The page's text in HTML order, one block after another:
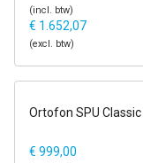
(incl. btw)
€ 1.652,07
(excl. btw)
1-2 dagen
Ortofon SPU
€ 999,00